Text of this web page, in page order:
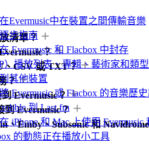
Evermusic中在裝置之間傳輸音樂
步指南
Evermusic 和 Flacbox 中封存
）播放列表、專輯、藝術家和類
其他裝置
Evermusic 或 Flacbox 的音樂歷
到 Last.fm
iPhone 和 Mac 上使用 Evermusic
的動態正在播放小工具
清單？
？
、CSV 或 TXT？
？
Evermusic？
到 Evermusic？
、Emby、Subsonic 和 Navidrome